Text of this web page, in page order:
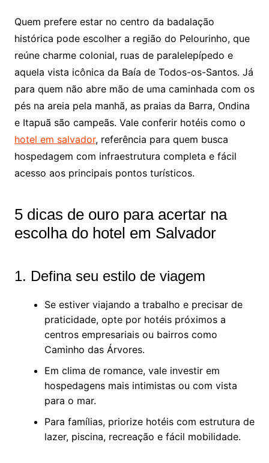
Quem prefere estar no centro da badalação
histórica pode escolher a região do Pelourinho, que
reúne charme colonial, ruas de paralelepípedo e
aquela vista icônica da Baía de Todos-os-Santos. Já
para quem não abre mão de uma caminhada com os
pés na areia pela manhã, as praias da Barra, Ondina
e Itapuã são campeãs. Vale conferir hotéis como o
hotel em salvador, referência para quem busca
hospedagem com infraestrutura completa e fácil
acesso aos principais pontos turísticos.
5 dicas de ouro para acertar na
escolha do hotel em Salvador
1. Defina seu estilo de viagem
Se estiver viajando a trabalho e precisar de
praticidade, opte por hotéis próximos a
centros empresariais ou bairros como
Caminho das Árvores.
Em clima de romance, vale investir em
hospedagens mais intimistas ou com vista
para o mar.
Para famílias, priorize hotéis com estrutura de
lazer, piscina, recreação e fácil mobilidade.